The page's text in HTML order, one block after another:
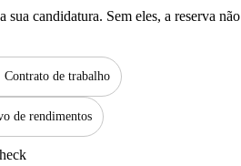
sua candidatura. Sem eles, a reserva não
Contrato de trabalho
de rendimentos